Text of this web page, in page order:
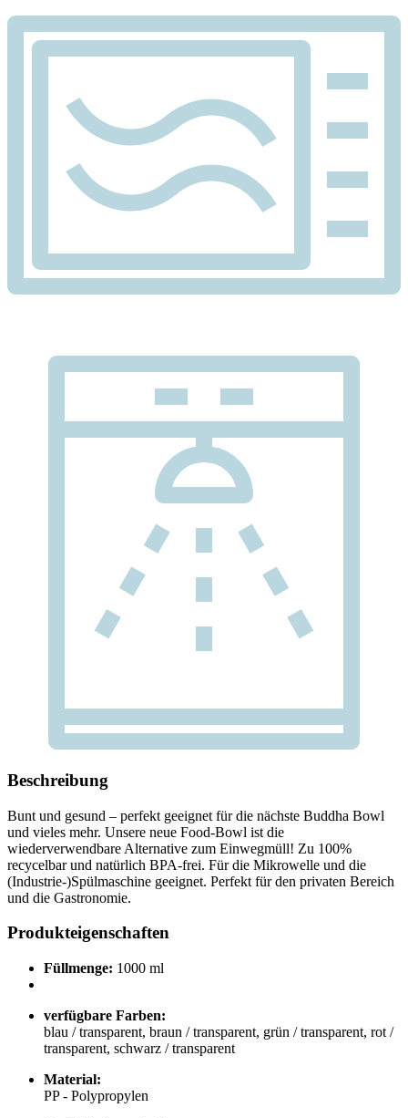
Beschreibung
Bunt und gesund – perfekt geeignet für die nächste Buddha Bowl
und vieles mehr. Unsere neue Food-Bowl ist die
wiederverwendbare Alternative zum Einwegmüll! Zu 100%
recycelbar und natürlich BPA-frei. Für die Mikrowelle und die
(Industrie-)Spülmaschine geeignet. Perfekt für den privaten Bereich
und die Gastronomie.
Produkteigenschaften
Füllmenge: 1000 ml
verfügbare Farben:
blau / transparent, braun / transparent, grün / transparent, rot /
transparent, schwarz / transparent
Material:
PP - Polypropylen